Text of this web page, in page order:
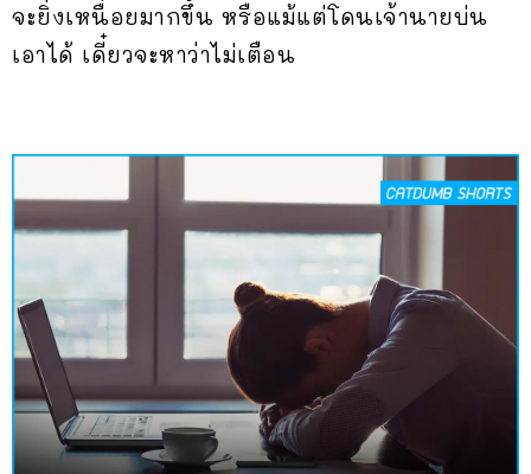
จะยิ่งเหนื่อยมากขึ้น หรือแม้แต่โดนเจ้านายบ่น
เอาได้ เดี๋ยวจะหาว่าไม่เตือน